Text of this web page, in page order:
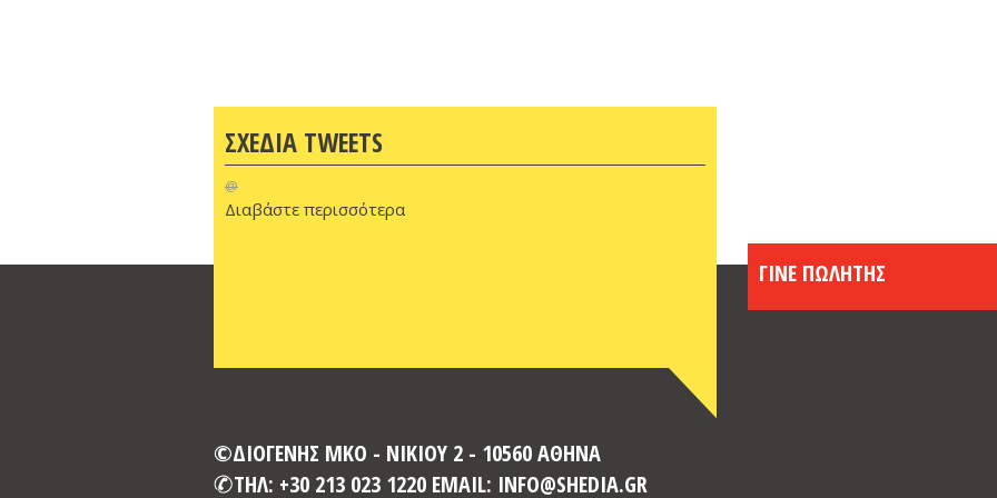
ΣΧΕΔΙΑ TWEETS
@
Διαβάστε περισσότερα
ΓΙΝΕ ΠΩΛΗΤΗΣ
©ΔΙΟΓΕΝΗΣ ΜΚΟ - ΝΙΚΙΟΥ 2 - 10560 ΑΘΗΝΑ
ΤΗΛ: +30 213 023 1220 EMAIL: INFO@SHEDIA.GR